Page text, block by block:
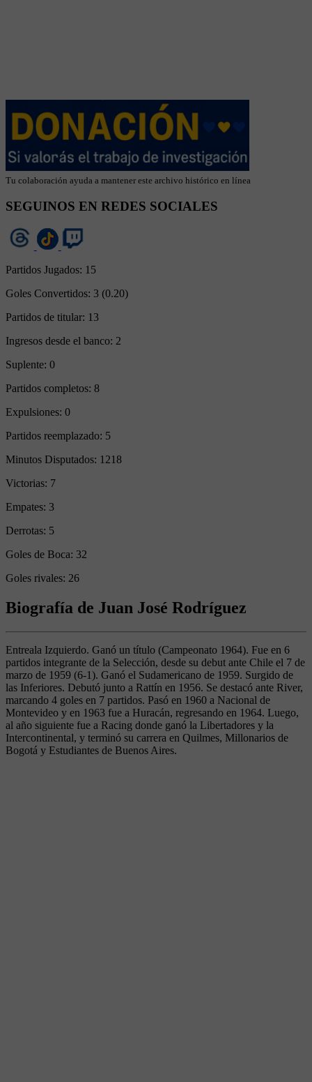
Tu colaboración ayuda a mantener este archivo histórico en línea
SEGUINOS EN REDES SOCIALES
Partidos Jugados: 15
Goles Convertidos: 3 (0.20)
Partidos de titular: 13
Ingresos desde el banco: 2
Suplente: 0
Partidos completos: 8
Expulsiones: 0
Partidos reemplazado: 5
Minutos Disputados: 1218
Victorias: 7
Empates: 3
Derrotas: 5
Goles de Boca: 32
Goles rivales: 26
Biografía de Juan José Rodríguez
Entreala Izquierdo. Ganó un título (Campeonato 1964). Fue en 6
partidos integrante de la Selección, desde su debut ante Chile el 7 de
marzo de 1959 (6-1). Ganó el Sudamericano de 1959. Surgido de
las Inferiores. Debutó junto a Rattín en 1956. Se destacó ante River,
marcando 4 goles en 7 partidos. Pasó en 1960 a Nacional de
Montevideo y en 1963 fue a Huracán, regresando en 1964. Luego,
al año siguiente fue a Racing donde ganó la Libertadores y la
Intercontinental, y terminó su carrera en Quilmes, Millonarios de
Bogotá y Estudiantes de Buenos Aires.